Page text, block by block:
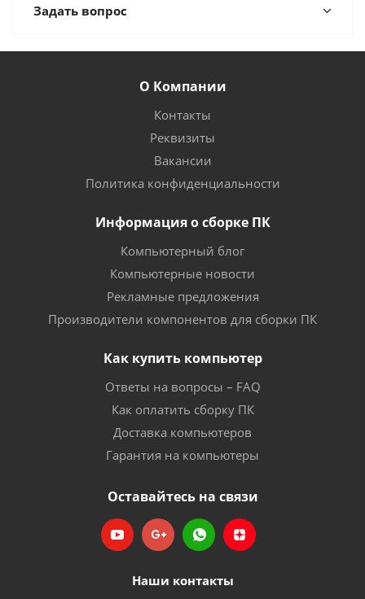
Задать вопрос
О Компании
Контакты
Реквизиты
Вакансии
Политика конфиденциальности
Информация о сборке ПК
Компьютерный блог
Компьютерные новости
Рекламные предложения
Производители компонентов для сборки ПК
Как купить компьютер
Ответы на вопросы – FAQ
Как оплатить сборку ПК
Доставка компьютеров
Гарантия на компьютеры
Оставайтесь на связи
Наши контакты